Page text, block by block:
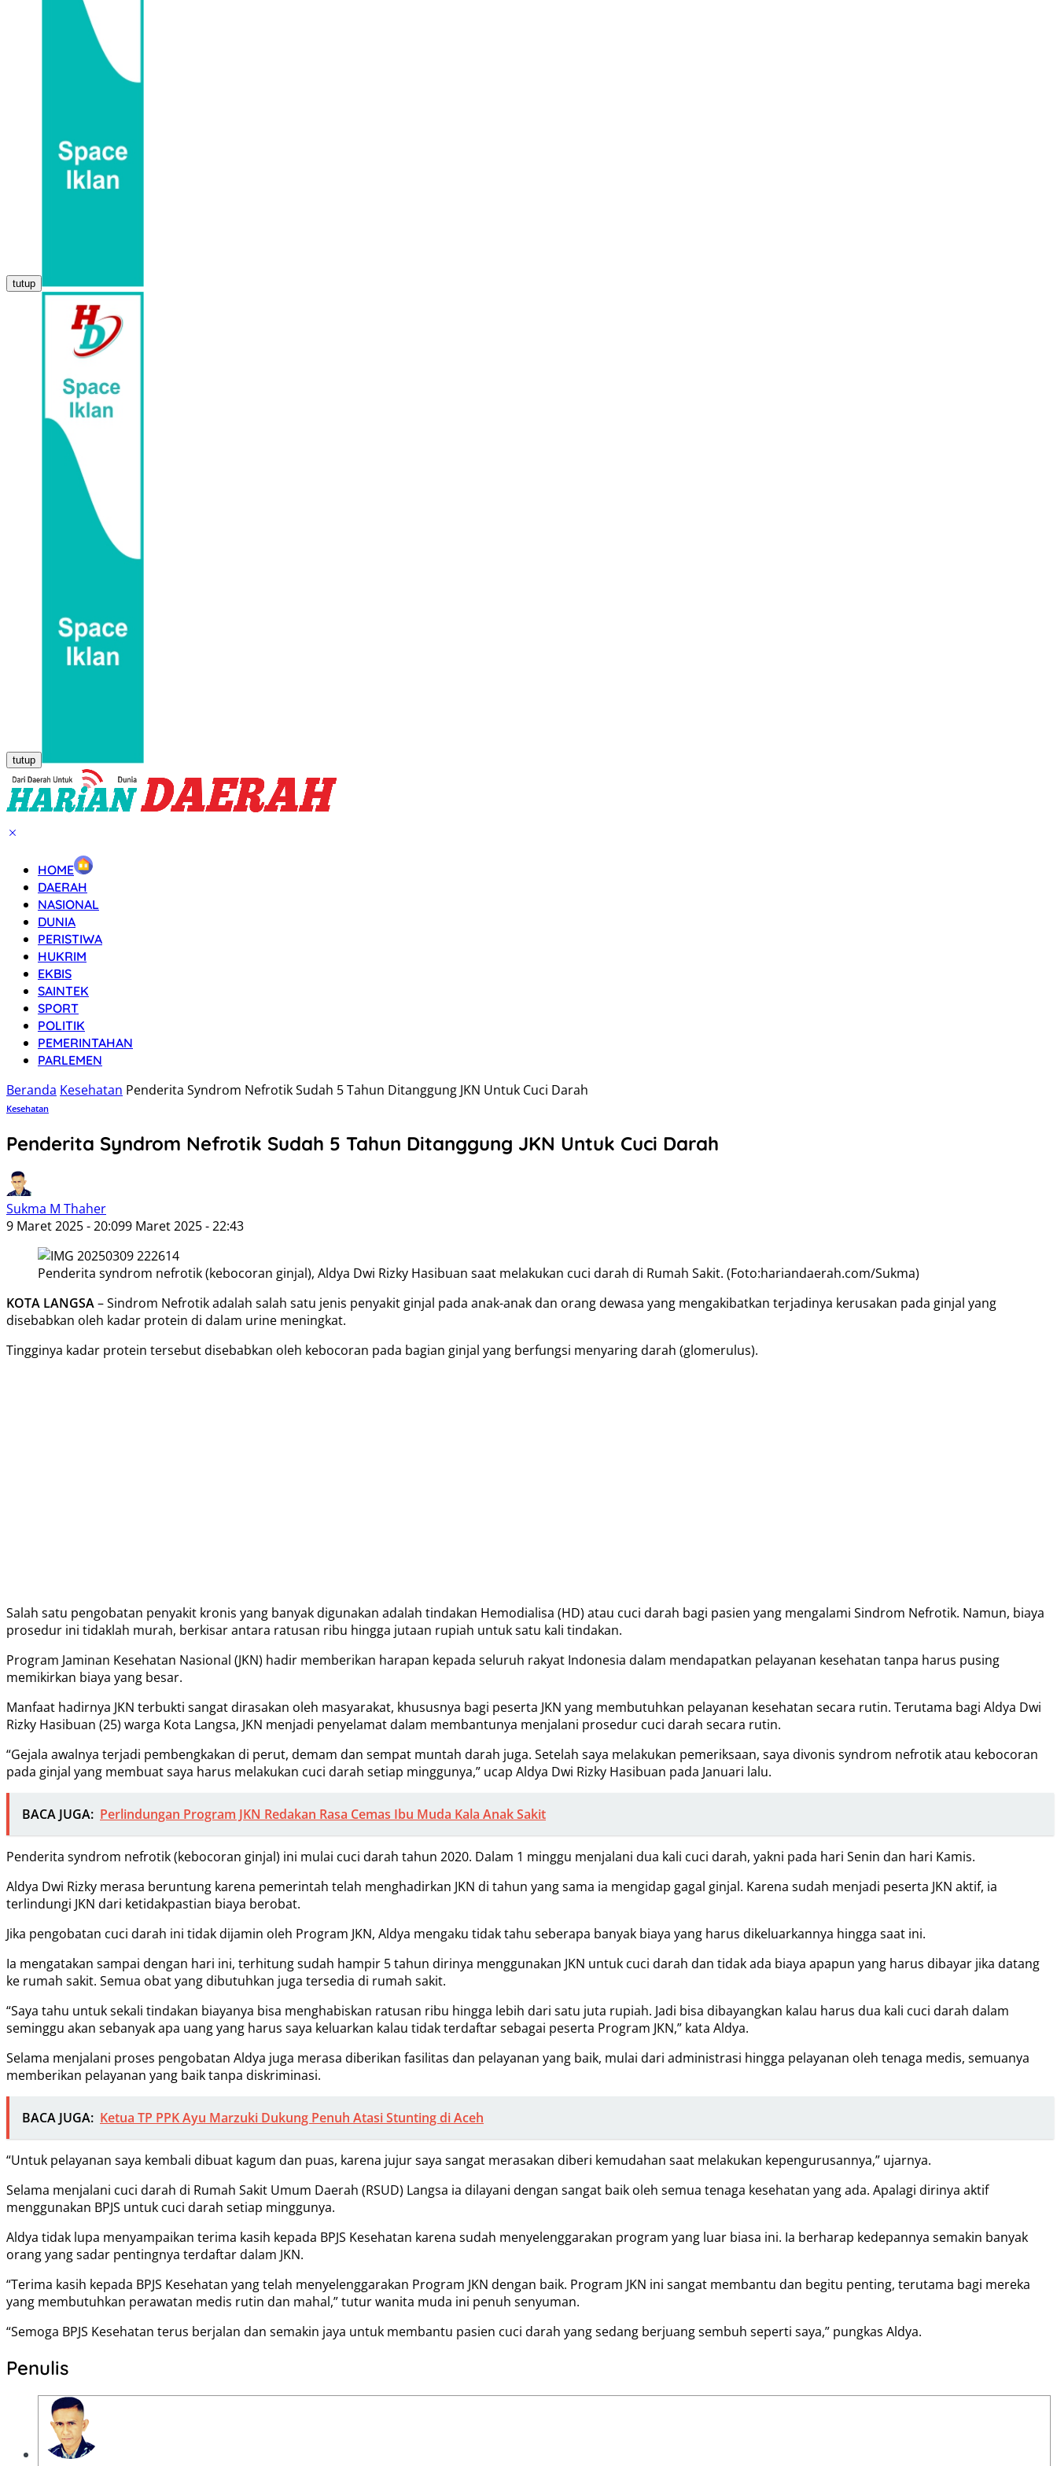
tutup
tutup
HOME
DAERAH
NASIONAL
DUNIA
PERISTIWA
HUKRIM
EKBIS
SAINTEK
SPORT
POLITIK
PEMERINTAHAN
PARLEMEN
Beranda Kesehatan Penderita Syndrom Nefrotik Sudah 5 Tahun Ditanggung JKN Untuk Cuci Darah
Kesehatan
Penderita Syndrom Nefrotik Sudah 5 Tahun Ditanggung JKN Untuk Cuci Darah
Sukma M Thaher
9 Maret 2025 - 20:099 Maret 2025 - 22:43
Penderita syndrom nefrotik (kebocoran ginjal), Aldya Dwi Rizky Hasibuan saat melakukan cuci darah di Rumah Sakit. (Foto:hariandaerah.com/Sukma)
KOTA LANGSA– Sindrom Nefrotik adalah salah satu jenis penyakit ginjal pada anak-anak dan orang dewasa yang mengakibatkan terjadinya kerusakan pada ginjal yang
disebabkan oleh kadar protein di dalam urine meningkat.
Tingginya kadar protein tersebut disebabkan oleh kebocoran pada bagian ginjal yang berfungsi menyaring darah (glomerulus).
Salah satu pengobatan penyakit kronis yang banyak digunakan adalah tindakan Hemodialisa (HD) atau cuci darah bagi pasien yang mengalami Sindrom Nefrotik. Namun, biaya
prosedur ini tidaklah murah, berkisar antara ratusan ribu hingga jutaan rupiah untuk satu kali tindakan.
Program Jaminan Kesehatan Nasional (JKN) hadir memberikan harapan kepada seluruh rakyat Indonesia dalam mendapatkan pelayanan kesehatan tanpa harus pusing
memikirkan biaya yang besar.
Manfaat hadirnya JKN terbukti sangat dirasakan oleh masyarakat, khususnya bagi peserta JKN yang membutuhkan pelayanan kesehatan secara rutin. Terutama bagi Aldya Dwi
Rizky Hasibuan (25) warga Kota Langsa, JKN menjadi penyelamat dalam membantunya menjalani prosedur cuci darah secara rutin.
“Gejala awalnya terjadi pembengkakan di perut, demam dan sempat muntah darah juga. Setelah saya melakukan pemeriksaan, saya divonis syndrom nefrotik atau kebocoran
pada ginjal yang membuat saya harus melakukan cuci darah setiap minggunya,” ucap Aldya Dwi Rizky Hasibuan pada Januari lalu.
BACA JUGA: Perlindungan Program JKN Redakan Rasa Cemas Ibu Muda Kala Anak Sakit
Penderita syndrom nefrotik (kebocoran ginjal) ini mulai cuci darah tahun 2020. Dalam 1 minggu menjalani dua kali cuci darah, yakni pada hari Senin dan hari Kamis.
Aldya Dwi Rizky merasa beruntung karena pemerintah telah menghadirkan JKN di tahun yang sama ia mengidap gagal ginjal. Karena sudah menjadi peserta JKN aktif, ia
terlindungi JKN dari ketidakpastian biaya berobat.
Jika pengobatan cuci darah ini tidak dijamin oleh Program JKN, Aldya mengaku tidak tahu seberapa banyak biaya yang harus dikeluarkannya hingga saat ini.
Ia mengatakan sampai dengan hari ini, terhitung sudah hampir 5 tahun dirinya menggunakan JKN untuk cuci darah dan tidak ada biaya apapun yang harus dibayar jika datang
ke rumah sakit. Semua obat yang dibutuhkan juga tersedia di rumah sakit.
“Saya tahu untuk sekali tindakan biayanya bisa menghabiskan ratusan ribu hingga lebih dari satu juta rupiah. Jadi bisa dibayangkan kalau harus dua kali cuci darah dalam
seminggu akan sebanyak apa uang yang harus saya keluarkan kalau tidak terdaftar sebagai peserta Program JKN,” kata Aldya.
Selama menjalani proses pengobatan Aldya juga merasa diberikan fasilitas dan pelayanan yang baik, mulai dari administrasi hingga pelayanan oleh tenaga medis, semuanya
memberikan pelayanan yang baik tanpa diskriminasi.
BACA JUGA: Ketua TP PPK Ayu Marzuki Dukung Penuh Atasi Stunting di Aceh
“Untuk pelayanan saya kembali dibuat kagum dan puas, karena jujur saya sangat merasakan diberi kemudahan saat melakukan kepengurusannya,” ujarnya.
Selama menjalani cuci darah di Rumah Sakit Umum Daerah (RSUD) Langsa ia dilayani dengan sangat baik oleh semua tenaga kesehatan yang ada. Apalagi dirinya aktif
menggunakan BPJS untuk cuci darah setiap minggunya.
Aldya tidak lupa menyampaikan terima kasih kepada BPJS Kesehatan karena sudah menyelenggarakan program yang luar biasa ini. Ia berharap kedepannya semakin banyak
orang yang sadar pentingnya terdaftar dalam JKN.
“Terima kasih kepada BPJS Kesehatan yang telah menyelenggarakan Program JKN dengan baik. Program JKN ini sangat membantu dan begitu penting, terutama bagi mereka
yang membutuhkan perawatan medis rutin dan mahal,” tutur wanita muda ini penuh senyuman.
“Semoga BPJS Kesehatan terus berjalan dan semakin jaya untuk membantu pasien cuci darah yang sedang berjuang sembuh seperti saya,” pungkas Aldya.
Penulis